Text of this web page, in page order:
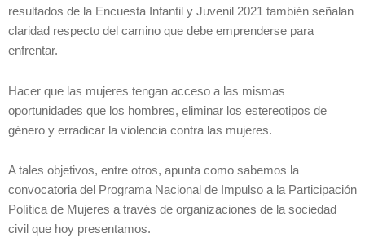
resultados de la Encuesta Infantil y Juvenil 2021 también señalan
claridad respecto del camino que debe emprenderse para
enfrentar.
Hacer que las mujeres tengan acceso a las mismas
oportunidades que los hombres, eliminar los estereotipos de
género y erradicar la violencia contra las mujeres.
A tales objetivos, entre otros, apunta como sabemos la
convocatoria del Programa Nacional de Impulso a la Participación
Política de Mujeres a través de organizaciones de la sociedad
civil que hoy presentamos.